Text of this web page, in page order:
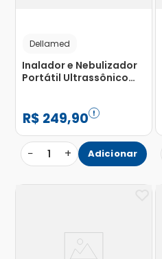
Dellamed
Inalador e Nebulizador
Portátil Ultrassônico
R$ 249,90
− 1 + Adicionar